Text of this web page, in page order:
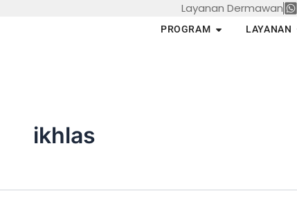
Layanan Dermawan
PROGRAM Open PROGRAM
LAYANAN
ikhlas